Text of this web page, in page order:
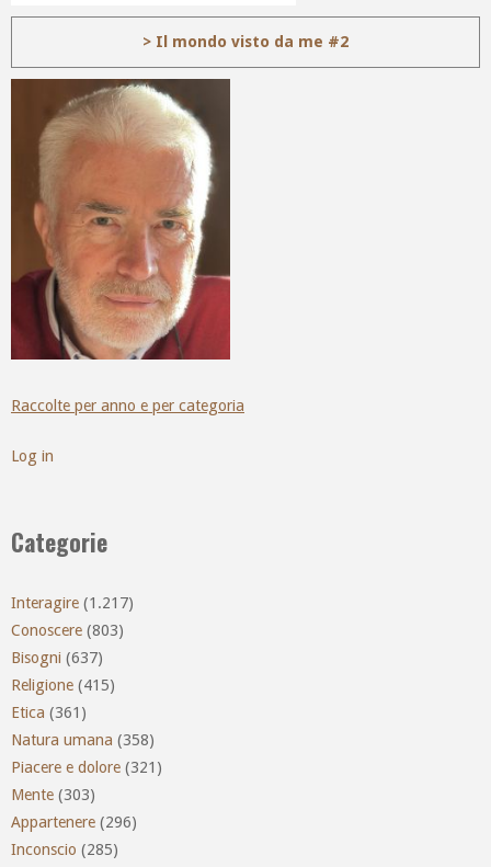
> Il mondo visto da me #2
Raccolte per anno e per categoria
Log in
Categorie
Interagire (1.217)
Conoscere (803)
Bisogni (637)
Religione (415)
Etica (361)
Natura umana (358)
Piacere e dolore (321)
Mente (303)
Appartenere (296)
Inconscio (285)